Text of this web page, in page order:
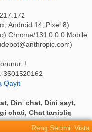
Android 14; Pixel 8)
Chrome/131.0.0.0 Mobile
)
3501520162
Qayit
Dini chat, Dini sayt,
chati, Chat tanisliq
Reng Secimi: Vista